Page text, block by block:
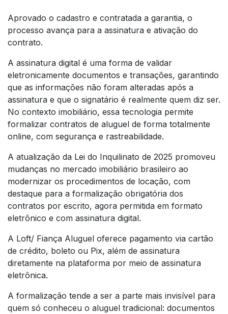
Aprovado o cadastro e contratada a garantia, o
processo avança para a assinatura e ativação do
contrato.
A assinatura digital é uma forma de validar
eletronicamente documentos e transações, garantindo
que as informações não foram alteradas após a
assinatura e que o signatário é realmente quem diz ser.
No contexto imobiliário, essa tecnologia permite
formalizar contratos de aluguel de forma totalmente
online, com segurança e rastreabilidade.
A atualização da Lei do Inquilinato de 2025 promoveu
mudanças no mercado imobiliário brasileiro ao
modernizar os procedimentos de locação, com
destaque para a formalização obrigatória dos
contratos por escrito, agora permitida em formato
eletrônico e com assinatura digital.
A Loft/ Fiança Aluguel oferece pagamento via cartão
de crédito, boleto ou Pix, além de assinatura
diretamente na plataforma por meio de assinatura
eletrônica.
A formalização tende a ser a parte mais invisível para
quem só conheceu o aluguel tradicional: documentos